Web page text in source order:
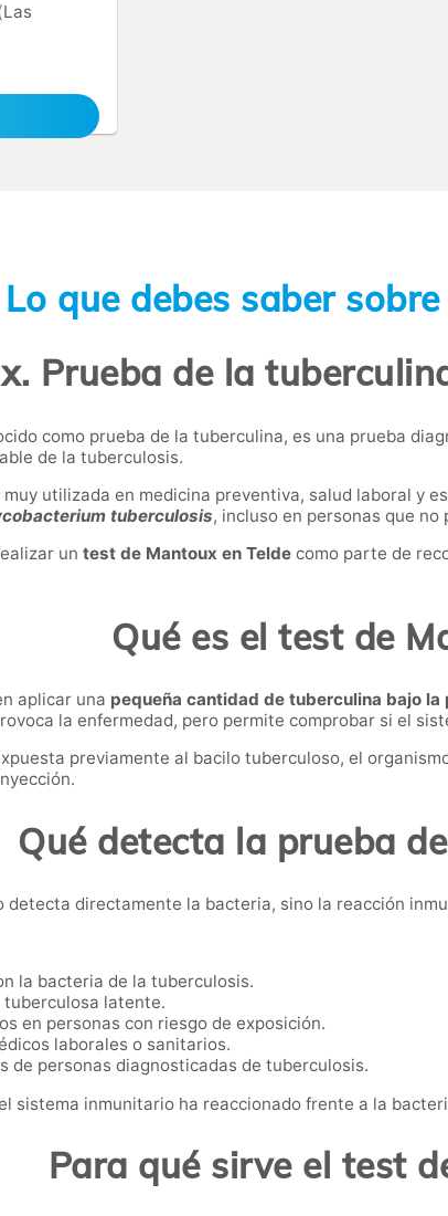
Lo que debes saber
Prueba de la
como prueba de la tuberculina, es una prueba
de la tuberculosis.
utilizada en medicina preventiva, salud laboral y
tuberculosis, incluso en personas que
un test de Mantoux en Telde como parte de
Qué es el test de
aplicar una pequeña cantidad de tuberculina bajo
la enfermedad, pero permite comprobar si el
previamente al bacilo tuberculoso, el
Qué detecta la prueba
detecta directamente la bacteria, sino la reacción
la bacteria de la tuberculosis.
latente.
en personas con riesgo de exposición.
laborales o sanitarios.
de personas diagnosticadas de tuberculosis.
sistema inmunitario ha reaccionado frente a la
Para qué sirve el test